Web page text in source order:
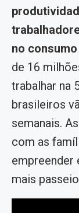
no
de 16
trabalhar na
brasileiros
semanais.
com as
empreender
mais